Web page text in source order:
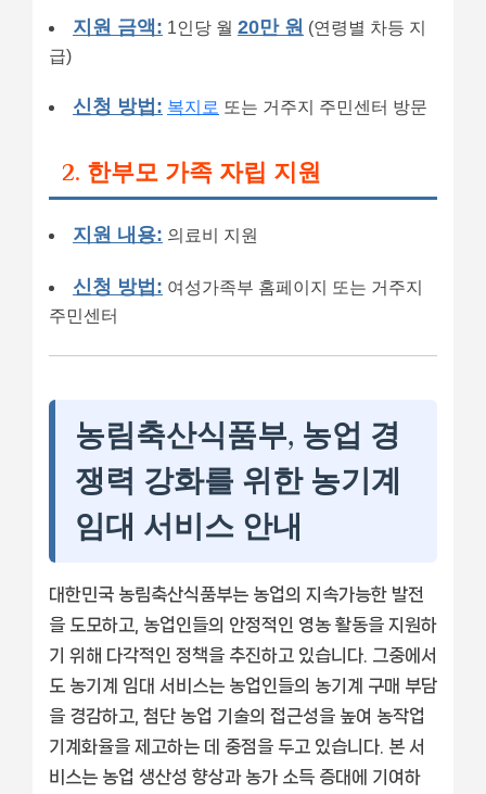
지원 금액: 1인당 월 20만 원 (연령별 차등 지
급)
신청 방법: 복지로 또는 거주지 주민센터 방문
2. 한부모 가족 자립 지원
지원 내용: 의료비 지원
신청 방법: 여성가족부 홈페이지 또는 거주지
주민센터
농림축산식품부, 농업 경
쟁력 강화를 위한 농기계
임대 서비스 안내
대한민국 농림축산식품부는 농업의 지속가능한 발전
을 도모하고, 농업인들의 안정적인 영농 활동을 지원하
기 위해 다각적인 정책을 추진하고 있습니다. 그중에서
도 농기계 임대 서비스는 농업인들의 농기계 구매 부담
을 경감하고, 첨단 농업 기술의 접근성을 높여 농작업
기계화율을 제고하는 데 중점을 두고 있습니다. 본 서
비스는 농업 생산성 향상과 농가 소득 증대에 기여하